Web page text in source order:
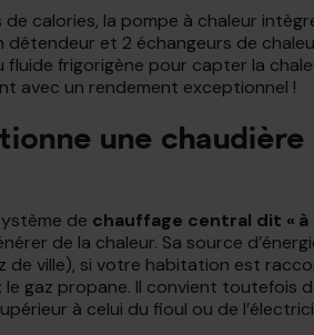
calories, la pompe à chaleur
et 2 échangeurs de
fluide frigorigène pour capter la
avec un rendement exceptionnel !
une chaudière
de chauffage central dit «
de la chaleur. Sa source
de ville), si votre habitation est
le gaz propane. Il convient toutefois
à celui du fioul ou de